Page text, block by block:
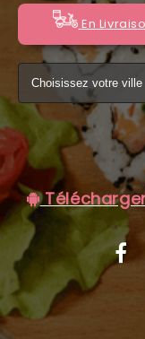
NOTRE
VOS AVIS
MENTIONS
C.G.V
En